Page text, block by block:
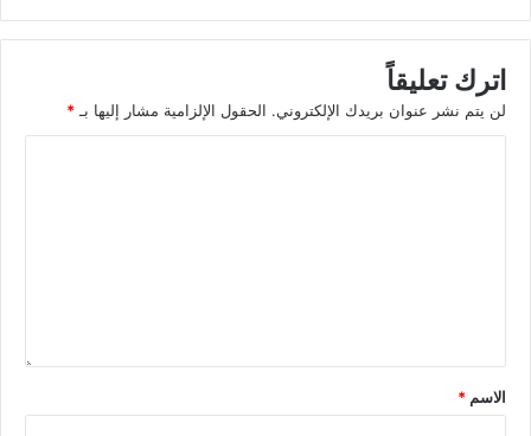
اترك تعليقاً
لن يتم نشر عنوان بريدك الإلكتروني. الحقول الإلزامية مشار إليها بـ *
الاسم *